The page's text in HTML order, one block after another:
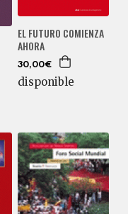
EL FUTURO COMIENZA
AHORA
30,00€
disponible